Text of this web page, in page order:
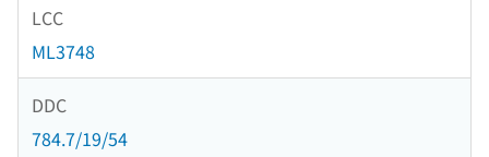
LCC
ML3748
DDC
784.7/19/54